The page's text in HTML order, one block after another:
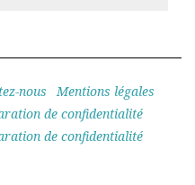
nous
Mentions légales
de confidentialité
de confidentialité